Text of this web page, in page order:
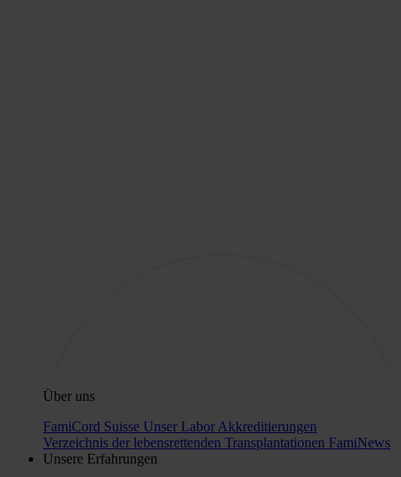
Über uns
FamiCord Suisse Unser Labor Akkreditierungen
Verzeichnis der lebensrettenden Transplantationen FamiNews
Unsere Erfahrungen